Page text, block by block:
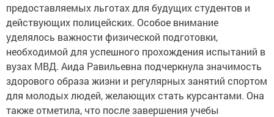
предоставляемых льготах для будущих студентов и
действующих полицейских. Особое внимание
уделялось важности физической подготовки,
необходимой для успешного прохождения испытаний в
вузах МВД. Аида Равильевна подчеркнула значимость
здорового образа жизни и регулярных занятий спортом
для молодых людей, желающих стать курсантами. Она
также отметила, что после завершения учебы